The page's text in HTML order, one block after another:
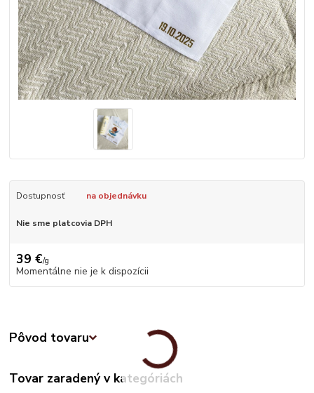
Dostupnosť na objednávku
Nie sme platcovia DPH
39 €/g
Momentálne nie je k dispozícii
Pôvod tovaru
Tovar zaradený v kategóriách